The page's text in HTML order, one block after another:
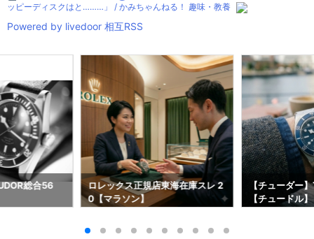
ッピーディスクはと………」 / かみちゃんねる！ 趣味・教養
Powered by livedoor 相互RSS
総合56
ロレックス正規店東海在庫スレ 2
0【マラソン】
【チューダー
【チュードル】